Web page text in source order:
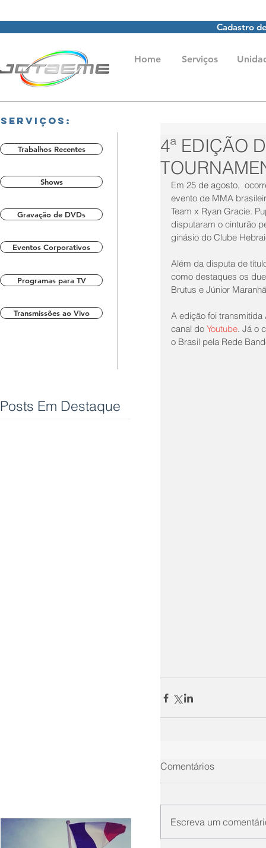
Cadastro
Home Serviços
Serviços:
Trabalhos Recentes
Shows
Gravação de DVDs
Eventos Corporativos
Programas para TV
Transmissões ao Vivo
Posts Em Destaque
4ª EDIÇÃO
Em 25 de agosto,
evento de MMA
Team x Ryan Gracie.
disputaram o cinturão
ginásio do Clube
Além da disputa de
como destaques os
Brutus e Júnior
A edição foi transmitida
canal do Youtube. Já o
o Brasil pela Rede
Comentários
Escreva um